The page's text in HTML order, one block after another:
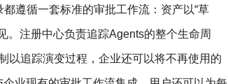
遵循一套标准的审批工作流：资产以“草
。注册中心负责追踪Agents的整个生命周
以追踪演变过程，企业还可以将不再使用的